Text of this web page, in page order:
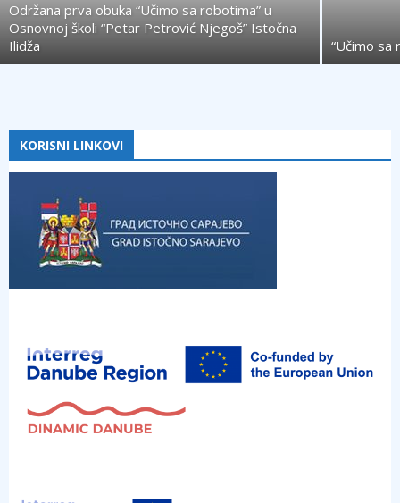
Održana prva obuka “Učimo sa robotima” u
Osnovnoj školi “Petar Petrović Njegoš” Istočna
Ilidža
“Učimo sa
KORISNI LINKOVI